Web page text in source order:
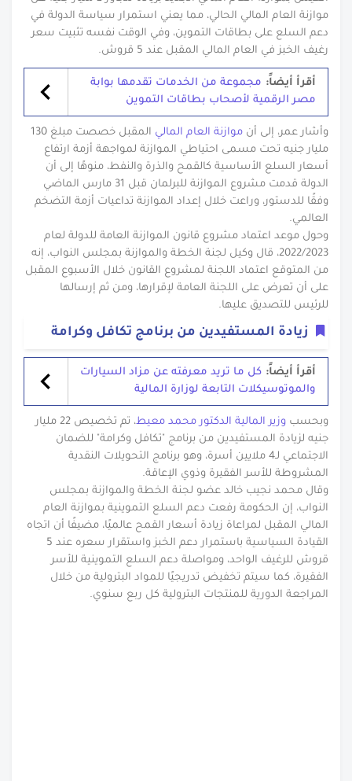
موازنة العام المالي الحالي، مما يعني استمرار سياسة الدولة في
دعم السلع على بطاقات التموين، وفي الوقت نفسه تثبيت سعر
رغيف الخبز في العام المالي المقبل عند 5 قروش.
أقرأ أيضاً: مجموعة من الخدمات تقدمها بوابة
مصر الرقمية لأصحاب بطاقات التموين
وأشار عمر، إلى أن موازنة العام المالي
المقبل خصصت مبلغ 130
مليار جنيه تحت مسمى احتياطي الموازنة لمواجهة أزمة ارتفاع
أسعار السلع الأساسية كالقمح والذرة والنفط، منوهًا إلى أن
الدولة قدمت مشروع الموازنة للبرلمان قبل 31 مارس الماضي
وفقًا للدستور، وراعت خلال إعداد الموازنة تداعيات أزمة التضخم
العالمي.
وحول موعد اعتماد مشروع قانون الموازنة العامة للدولة لعام
2022/2023، قال وكيل لجنة الخطة والموازنة بمجلس النواب، إنه
من المتوقع اعتماد اللجنة لمشروع القانون خلال الأسبوع المقبل
على أن تعرض على اللجنة العامة لإقرارها، ومن ثم إرسالها
للرئيس للتصديق عليها.
زيادة المستفيدين من برنامج تكافل وكرامة
أقرأ أيضاً: كل ما تريد معرفته عن مزاد السيارات
والموتوسيكلات التابعة لوزارة المالية
وبحسب وزير المالية الدكتور محمد معيط
، تم تخصيص 22 مليار
جنيه لزيادة المستفيدين من برنامج "تكافل وكرامة" للضمان
الاجتماعي لـ4 ملايين أسرة، وهو برنامج التحويلات النقدية
المشروطة للأسر الفقيرة وذوي الإعاقة.
وقال محمد نجيب خالد عضو لجنة الخطة والموازنة بمجلس
النواب، إن الحكومة رفعت دعم السلع التموينية بموازنة العام
المالي المقبل لمراعاة زيادة أسعار القمح عالميًا، مضيفًا أن اتجاه
القيادة السياسية باستمرار دعم الخبز واستقرار سعره عند 5
قروش للرغيف الواحد، ومواصلة دعم السلع التموينية للأسر
الفقيرة، كما سيتم تخفيض تدريجيًا للمواد البترولية من خلال
المراجعة الدورية للمنتجات البترولية كل ربع سنوي.